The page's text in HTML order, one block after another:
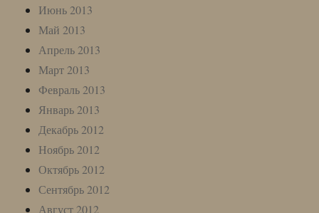
Июнь 2013
Май 2013
Апрель 2013
Март 2013
Февраль 2013
Январь 2013
Декабрь 2012
Ноябрь 2012
Октябрь 2012
Сентябрь 2012
Август 2012